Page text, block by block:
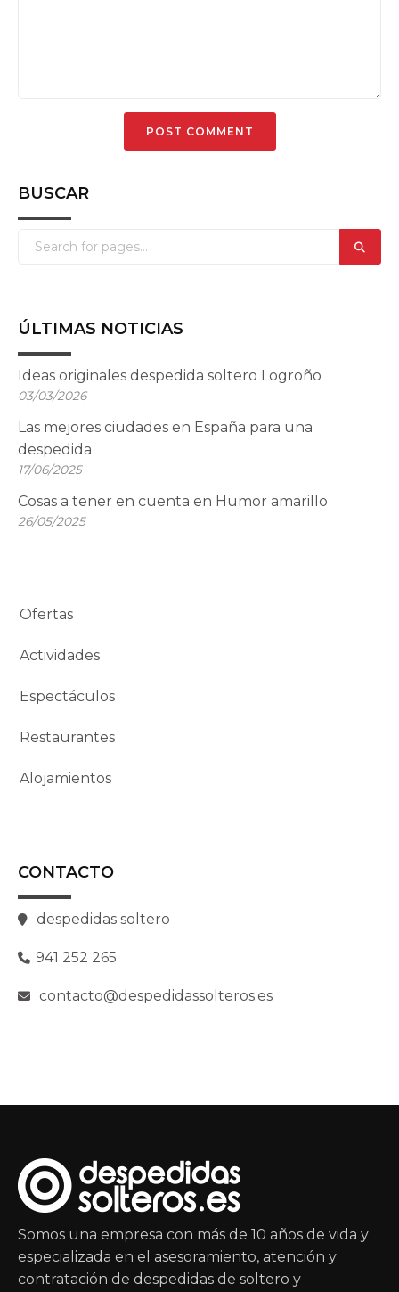
BUSCAR
ÚLTIMAS NOTICIAS
Ideas originales despedida soltero Logroño
03/03/2026
Las mejores ciudades en España para una
despedida
17/06/2025
Cosas a tener en cuenta en Humor amarillo
26/05/2025
Ofertas
Actividades
Espectáculos
Restaurantes
Alojamientos
CONTACTO
despedidas soltero
941 252 265
contacto@despedidassolteros.es
Somos una empresa con más de 10 años de vida y
especializada en el asesoramiento, atención y
contratación de despedidas de soltero y